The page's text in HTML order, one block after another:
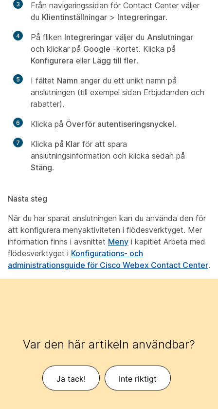
3
Från navigeringssidan för Contact Center väljer
du Klientinställningar > Integreringar.
4 På fliken Integreringar väljer du Anslutningar
och klickar på Google -kortet. Klicka på
Konfigurera eller Lägg till fler.
5 I fältet Namn anger du ett unikt namn på
anslutningen (till exempel sidan Erbjudanden och
rabatter).
6 Klicka på Överför autentiseringsnyckel.
7 Klicka på Klar för att spara
anslutningsinformation och klicka sedan på
Stäng.
Nästa steg
När du har sparat anslutningen kan du använda den för
att konfigurera menyaktiviteten i flödesverktyget. Mer
information finns i avsnittet Meny i kapitlet Arbeta med
flödesverktyget i Konfigurations- och
administrationsguide för Cisco Webex Contact Center.
Var den här artikeln användbar?
Ja tack! Inte riktigt